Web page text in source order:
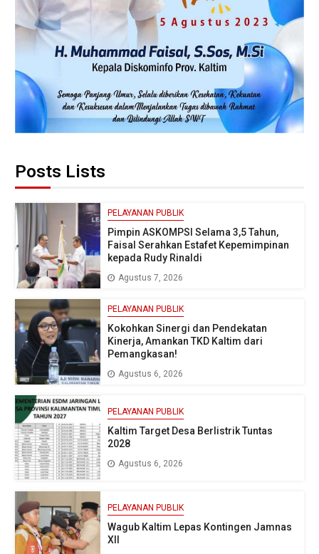
Posts Lists
PELAYANAN PUBLIK
Pimpin ASKOMPSI Selama 3,5 Tahun,
Faisal Serahkan Estafet Kepemimpinan
kepada Rudy Rinaldi
Agustus 7, 2026
PELAYANAN PUBLIK
Kokohkan Sinergi dan Pendekatan
Kinerja, Amankan TKD Kaltim dari
Pemangkasan!
Agustus 6, 2026
PELAYANAN PUBLIK
Kaltim Target Desa Berlistrik Tuntas
2028
Agustus 6, 2026
PELAYANAN PUBLIK
Wagub Kaltim Lepas Kontingen Jamnas
XII